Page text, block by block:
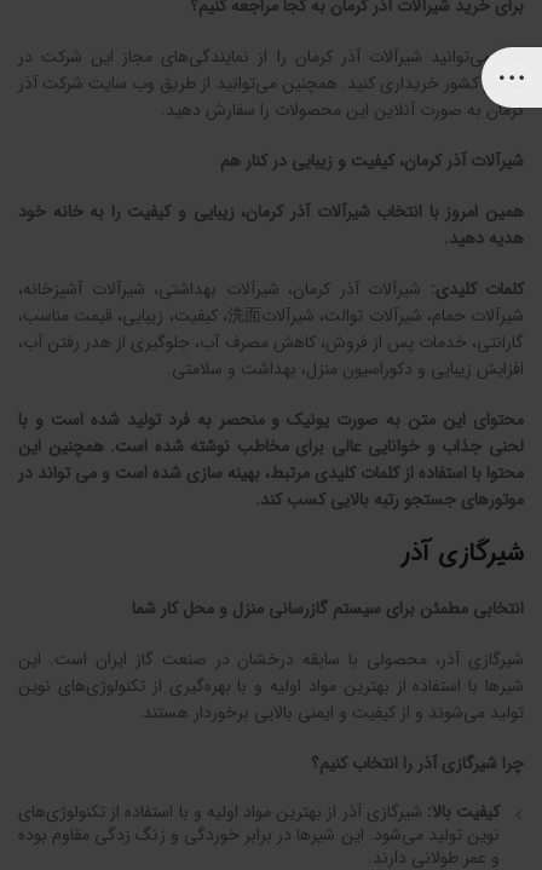
برای خرید شیرآلات آذر کرمان به کجا مراجعه کنیم؟
شما می‌توانید شیرآلات آذر کرمان را از نمایندگی‌های مجاز این شرکت در
سراسر کشور خریداری کنید. همچنین می‌توانید از طریق وب سایت شرکت آذر
کرمان به صورت آنلاین این محصولات را سفارش دهید.
شیرآلات آذر کرمان، کیفیت و زیبایی در کنار هم
همین امروز با انتخاب شیرآلات آذر کرمان، زیبایی و کیفیت را به خانه خود
هدیه دهید.
کلمات کلیدی: شیرآلات آذر کرمان، شیرآلات بهداشتی، شیرآلات آشپزخانه،
شیرآلات حمام، شیرآلات توالت، شیرآلات洗面، کیفیت، زیبایی، قیمت مناسب،
گارانتی، خدمات پس از فروش، کاهش مصرف آب، جلوگیری از هدر رفتن آب،
افزایش زیبایی و دکوراسیون منزل، بهداشت و سلامتی.
محتوای این متن به صورت یونیک و منحصر به فرد تولید شده است و با
لحنی جذاب و خوانایی عالی برای مخاطب نوشته شده است. همچنین این
محتوا با استفاده از کلمات کلیدی مرتبط، بهینه سازی شده است و می تواند در
موتورهای جستجو رتبه بالایی کسب کند.
شیرگازی آذر
انتخابی مطمئن برای سیستم گازرسانی منزل و محل کار شما
شیرگازی آذر، محصولی با سابقه درخشان در صنعت گاز ایران است. این
شیرها با استفاده از بهترین مواد اولیه و با بهره‌گیری از تکنولوژی‌های نوین
تولید می‌شوند و از کیفیت و ایمنی بالایی برخوردار هستند.
چرا شیرگازی آذر را انتخاب کنیم؟
کیفیت بالا: شیرگازی آذر از بهترین مواد اولیه و با استفاده از تکنولوژی‌های
نوین تولید می‌شود. این شیرها در برابر خوردگی و زنگ زدگی مقاوم بوده
و عمر طولانی دارند.